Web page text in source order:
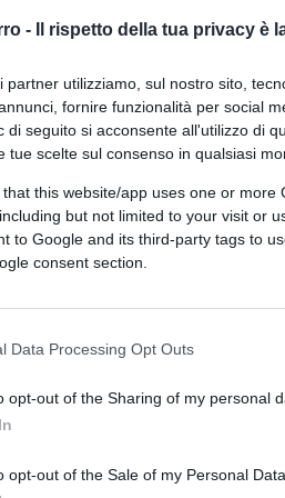
- Il rispetto della tua privacy è
partner utilizziamo, sul nostro sito,
fornire funzionalità per social
di seguito si acconsente all'utilizzo di
tue scelte sul consenso in qualsiasi
that this website/app uses one or
but not limited to your visit or
to Google and its third-party tags to
consent section.
Data Processing Opt Outs
opt-out of the Sharing of my personal
opt-out of the Sale of my Personal Data.
Canva.com
su Google
come insegnava
da una corretta
di regole dimentico dei
ingiustizie e miseria.